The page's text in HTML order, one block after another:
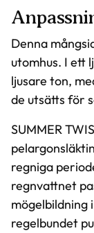
Denna
utomhus. I ett
ljusare ton,
de utsätts för
SUMMER
regniga
regnvattnet
mögelbildning
regelbundet